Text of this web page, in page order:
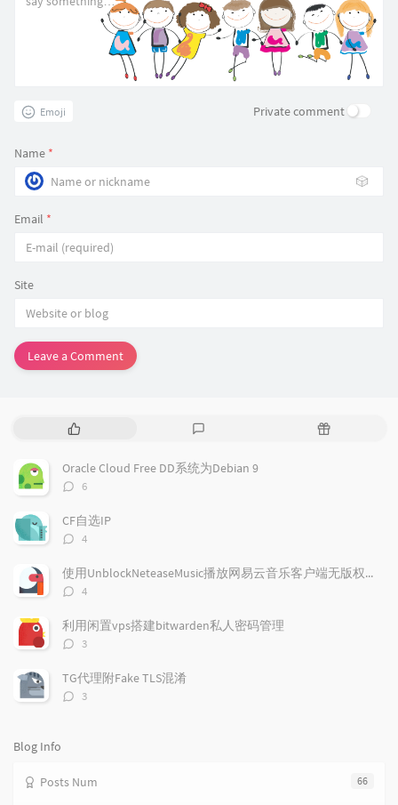
Emoji Private comment
Name *
🎲
Email *
Site
Leave a Comment
P
u
a
r
t
c
l
s
t
e
m
n
R
t
Oracle Cloud Free DD系统为Debian 9
评
数：
6
CF自选IP
评
数：
4
使用UnblockNeteaseMusic播放网易云音乐客户端无版权歌曲
评
数：
4
利用闲置vps搭建bitwarden私人密码管理
评
数：
3
TG代理附Fake TLS混淆
评
3
Blog Info
66
Posts Num